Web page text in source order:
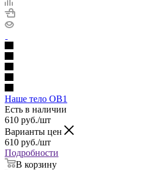
Наше тело OB1
Есть в наличии
610 руб./шт
Варианты цен
610 руб./шт
Подробности
В корзину